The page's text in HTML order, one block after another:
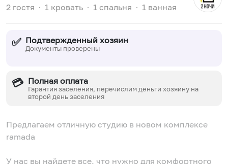
2 гостя ∙ 1 кровать ∙ 1 спальня ∙ 1 ванная
✅ Подтвержденный хозяин
Документы проверены
💳 Полная оплата
Гарантия заселения, перечислим деньги хозяину на
второй день заселения
Предлагаем отличную студию в новом комплексе
ramada
У нас вы найдете все, что нужно для комфортного